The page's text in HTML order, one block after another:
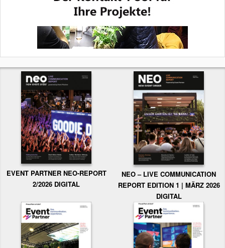
EVENT PARTNER NEO-REPORT
2/2026 DIGITAL
NEO – LIVE COMMUNICATION
REPORT EDITION 1 | MÄRZ 2026
DIGITAL